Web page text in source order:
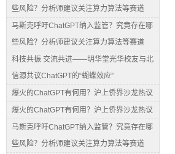
些风险？分析师建议关注算力算法等赛道
马斯克呼吁ChatGPT纳入监管？究竟存在哪
些风险？分析师建议关注算力算法等赛道
科技共振 交流共进——明华堂光华校友与北
信源共议ChatGPT的“蝴蝶效应”
爆火的ChatGPT有何用？沪上侨界沙龙热议
爆火的ChatGPT有何用？沪上侨界沙龙热议
马斯克呼吁ChatGPT纳入监管？究竟存在哪
些风险？分析师建议关注算力算法等赛道